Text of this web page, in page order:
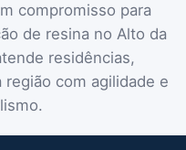
compromisso para
de resina no Alto da
residências,
com agilidade e